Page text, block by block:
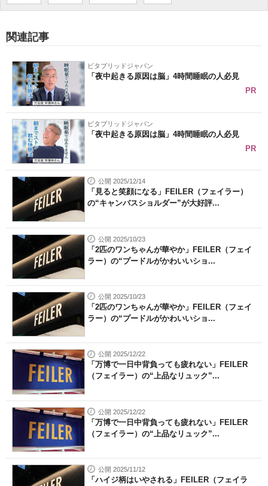
関連記事
ビタブリッドジャパン
「夜中起きる原因は脳」4時間睡眠の人必見
PR
ビタブリッドジャパン
「夜中起きる原因は脳」4時間睡眠の人必見
PR
公開 2025/12/14
「見ると笑顔になる」FEILER（フェイラー）
の“キャンバスショルダー”が大好評...
公開 2025/10/23
「2匹のワンちゃんが華やか」FEILER（フェイ
ラー）の“プードルがかわいいショ...
公開 2025/10/23
「2匹のワンちゃんが華やか」FEILER（フェイ
ラー）の“プードルがかわいいショ...
公開 2025/12/22
「万博で一日中背負っても疲れない」FEILER
（フェイラー）の“上品なリュック”...
公開 2025/12/22
「万博で一日中背負っても疲れない」FEILER
（フェイラー）の“上品なリュック”...
公開 2025/11/12
「ハイジ柄はいやされる」FEILER（フェイラ